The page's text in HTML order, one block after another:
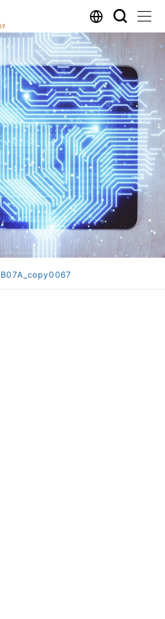
B07A_copy0067